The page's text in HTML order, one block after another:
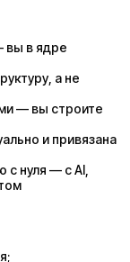
вы в ядре
а не
— вы строите
и привязана
нуля — с AI,